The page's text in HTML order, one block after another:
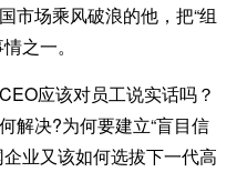
市场乘风破浪的他，把“组
之一。
应该对员工说实话吗？
解决?为何要建立“盲目信
业又该如何选拔下一代高